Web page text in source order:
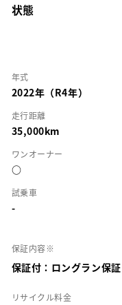
状態
年式
2022年（R4年）
走行距離
35,000km
ワンオーナー
○
試乗車
-
保証内容※
保証付：ロングラン保
リサイクル料金